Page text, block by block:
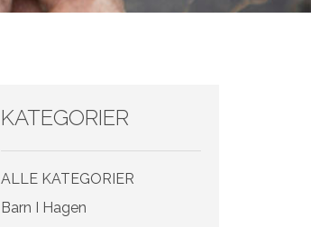
KATEGORIER
ALLE KATEGORIER
Barn I Hagen